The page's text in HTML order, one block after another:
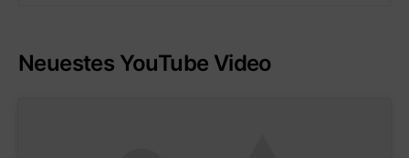
Neuestes YouTube Video